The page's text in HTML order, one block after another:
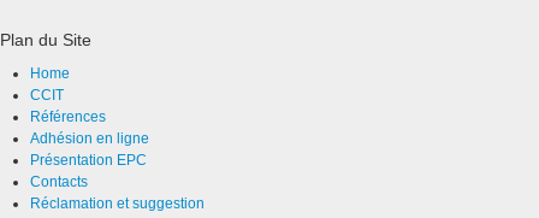
Plan du Site
Home
CCIT
Références
Adhésion en ligne
Présentation EPC
Contacts
Réclamation et suggestion